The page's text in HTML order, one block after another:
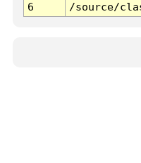
6
/source/